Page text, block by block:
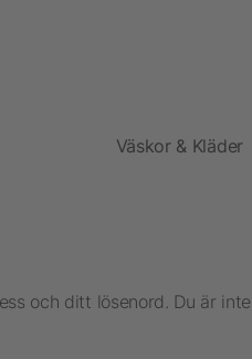
Väskor & Kläder
och ditt lösenord. Du är